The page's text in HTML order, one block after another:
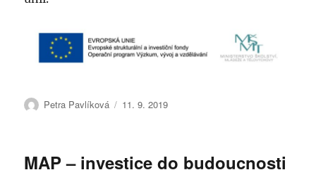
Autor:
Petra Pavlíková Publikováno:
11. 9. 2019
MAP – investice do budoucnosti